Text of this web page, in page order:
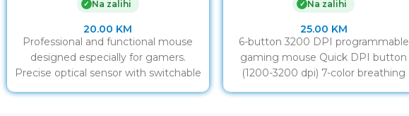
✓ Na zalihi
20.00 KM
Professional and functional mouse
designed especially for gamers.
Precise optical sensor with switchable
✓ Na zalihi
25.00 KM
6-button 3200 DPI programmable
gaming mouse Quick DPI button
(1200-3200 dpi) 7-color breathing